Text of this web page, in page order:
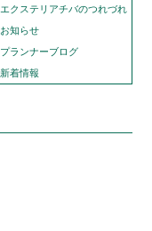
エクステリアチバのつれづれ
お知らせ
プランナーブログ
新着情報